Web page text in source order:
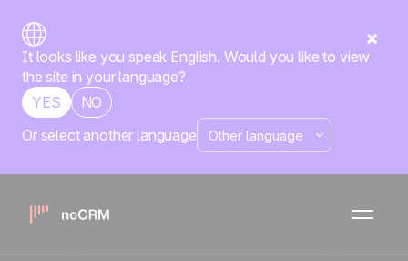
It looks like you speak English. Would you like to view
the site in your language?
YES
NO
Or select another language
Nativa
SlackxnoCRM
Está procurando uma ferramenta de gestao de vendas